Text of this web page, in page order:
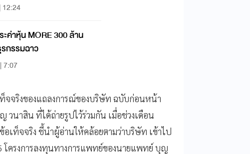
ค่าหุ้น MORE 300 ล้าน
กรรมฉาว
7:07
จจริงของแถลงการณ์ของบริษัท ฉบับก่อนหน้า
นาสิน ที่ได้ถ่ายรูปไว้ร่วมกัน เมื่อช่วงเดือน
เท็จจริง ชี้นำผู้อ่านให้คล้อยตามว่าบริษัท เข้าไป
ครงการลงทุนทางการแพทย์ของนายแพทย์ บุญ